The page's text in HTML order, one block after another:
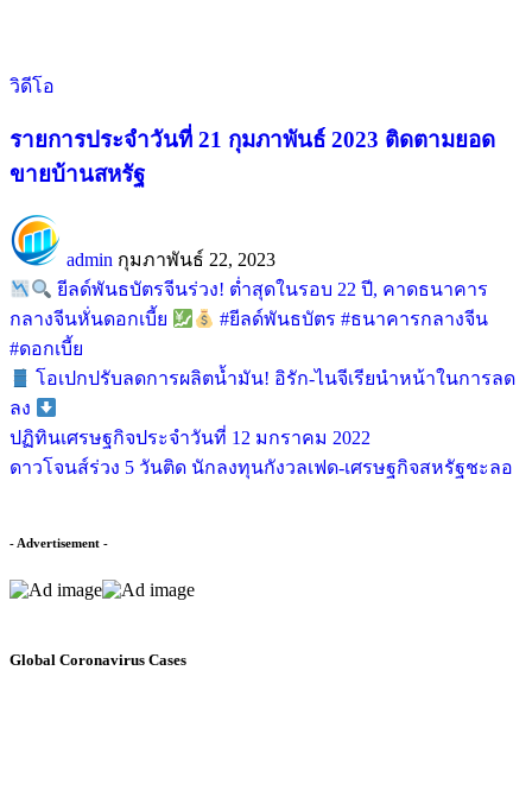
วิดีโอ
รายการประจำวันที่ 21 กุมภาพันธ์ 2023 ติดตามยอด
ขายบ้านสหรัฐ
admin กุมภาพันธ์ 22, 2023
ยีลด์พันธบัตรจีนร่วง! ต่ำสุดในรอบ 22 ปี, คาดธนาคาร
กลางจีนหั่นดอกเบี้ย
#ยีลด์พันธบัตร #ธนาคารกลางจีน
#ดอกเบี้ย
โอเปกปรับลดการผลิตน้ำมัน! อิรัก-ไนจีเรียนำหน้าในการลด
ลง
ปฏิทินเศรษฐกิจประจำวันที่ 12 มกราคม 2022
ดาวโจนส์ร่วง 5 วันติด นักลงทุนกังวลเฟด-เศรษฐกิจสหรัฐชะลอ
- Advertisement -
Global Coronavirus Cases